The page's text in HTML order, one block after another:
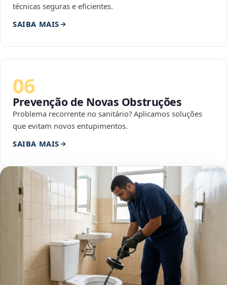
técnicas seguras e eficientes.
SAIBA MAIS
06
Prevenção de Novas Obstruções
Problema recorrente no sanitário? Aplicamos soluções
que evitam novos entupimentos.
SAIBA MAIS